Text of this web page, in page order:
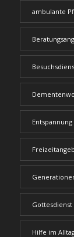
ambulante
Entspannung
Gottesdienst
Hilfe im